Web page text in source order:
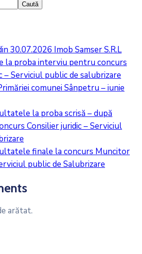
Caută
30.07.2026 Imob Samser S.R.L
la proba interviu pentru concurs
– Serviciul public de salubrizare
comunei Sânpetru – iunie
la proba scrisă – după
Consilier juridic – Serviciul
finale la concurs Muncitor
public de Salubrizare
arătat.